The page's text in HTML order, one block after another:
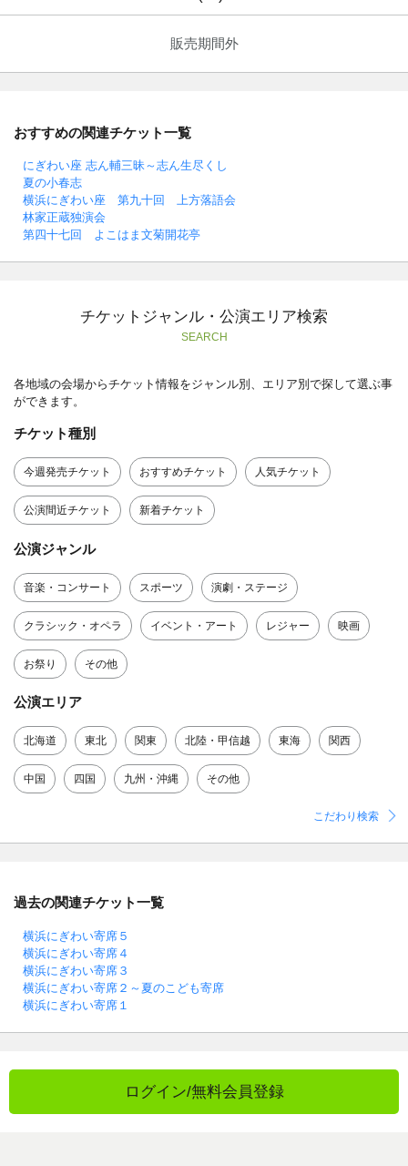
販売期間外
おすすめの関連チケット一覧
にぎわい座 志ん輔三昧～志ん生尽くし
夏の小春志
横浜にぎわい座 第九十回 上方落語会
林家正蔵独演会
第四十七回 よこはま文菊開花亭
チケットジャンル・公演エリア検索
SEARCH
各地域の会場からチケット情報をジャンル別、エリア別で探して選ぶ事
ができます。
チケット種別
今週発売チケット おすすめチケット 人気チケット
公演間近チケット 新着チケット
公演ジャンル
音楽・コンサート スポーツ 演劇・ステージ
クラシック・オペラ イベント・アート レジャー 映画
お祭り その他
公演エリア
北海道 東北 関東 北陸・甲信越 東海 関西
中国 四国 九州・沖縄 その他
こだわり検索
過去の関連チケット一覧
横浜にぎわい寄席５
横浜にぎわい寄席４
横浜にぎわい寄席３
横浜にぎわい寄席２～夏のこども寄席
横浜にぎわい寄席１
ログイン/無料会員登録